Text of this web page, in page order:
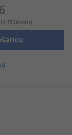
(s PDV-om)